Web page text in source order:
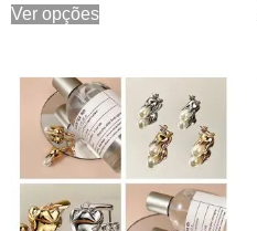
Ver opções